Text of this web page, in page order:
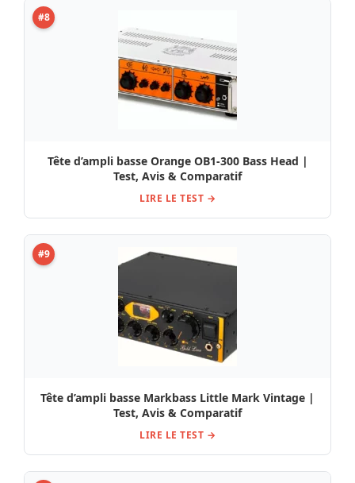
#8
Tête d’ampli basse Orange OB1-300 Bass Head |
Test, Avis & Comparatif
LIRE LE TEST →
#9
Tête d’ampli basse Markbass Little Mark Vintage |
Test, Avis & Comparatif
LIRE LE TEST →